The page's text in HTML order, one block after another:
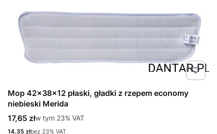
Mop 42x38x12 płaski, gładki z rzepem economy
niebieski Merida
Cena brutto
17,65 złw tym %s VAT
w tym 23% VAT
Cena netto
14,35 złbez 23% VAT